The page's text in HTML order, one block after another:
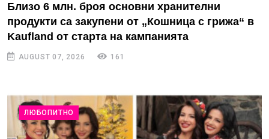
Близо 6 млн. броя основни хранителни
продукти са закупени от „Кошница с грижа“ в
Kaufland от старта на кампанията
AUGUST 07, 2026 161
ЛЮБОПИТНО